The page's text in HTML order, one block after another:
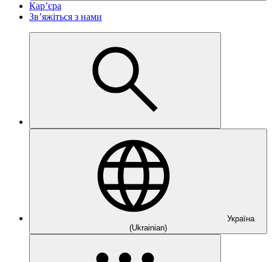
Кар’єра
Зв’яжіться з нами
Україна
(Ukrainian)